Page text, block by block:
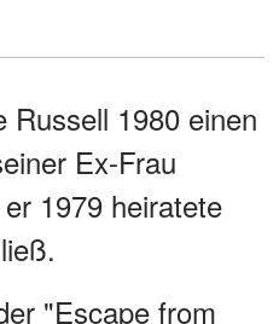
Russell 1980 einen
Ex-Frau
1979 heiratete
"Escape from